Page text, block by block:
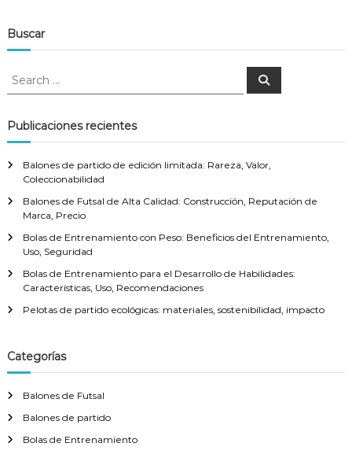
Buscar
S
r
c
f
r
S
Publicaciones recientes
Balones de partido de edición limitada: Rareza, Valor,
Coleccionabilidad
Balones de Futsal de Alta Calidad: Construcción, Reputación de
Marca, Precio
Bolas de Entrenamiento con Peso: Beneficios del Entrenamiento,
Uso, Seguridad
Bolas de Entrenamiento para el Desarrollo de Habilidades:
Características, Uso, Recomendaciones
Pelotas de partido ecológicas: materiales, sostenibilidad, impacto
Categorías
Balones de Futsal
Balones de partido
Bolas de Entrenamiento